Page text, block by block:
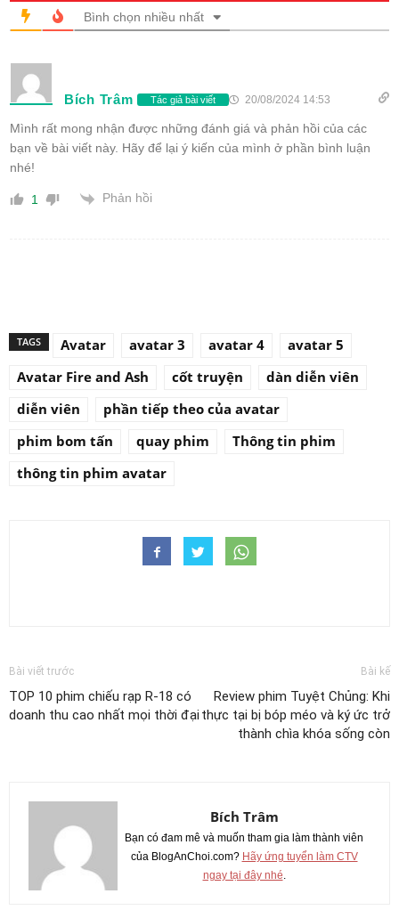
Bình chọn nhiều nhất
Bích Trâm Tác giả bài viết 20/08/2024 14:53
Mình rất mong nhận được những đánh giá và phản hồi của các
bạn về bài viết này. Hãy để lại ý kiến của mình ở phần bình luận
nhé!
1 Phản hồi
TAGS Avatar avatar 3 avatar 4
avatar 5
Avatar Fire and Ash
cốt truyện
dàn diễn viên
diễn viên
phần tiếp theo của avatar
phim bom tấn
quay phim
Thông tin phim
thông tin phim avatar
Bài viết trước
TOP 10 phim chiếu rạp R-18 có
doanh thu cao nhất mọi thời đại
Bài kế
Review phim Tuyệt Chủng: Khi
thực tại bị bóp méo và ký ức trở
thành chìa khóa sống còn
Bích Trâm
Bạn có đam mê và muốn tham gia làm thành viên
của BlogAnChoi.com? Hãy ứng tuyển làm CTV
ngay tại đây nhé